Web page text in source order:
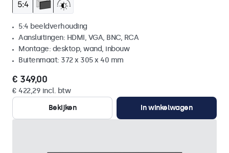
5:4 beeldverhouding
Aansluitingen: HDMI, VGA, BNC, RCA
Montage: desktop, wand, inbouw
Buitenmaat: 372 x 305 x 40 mm
€ 349,00
€ 422,29 incl. btw
Bekijken
In winkelwagen